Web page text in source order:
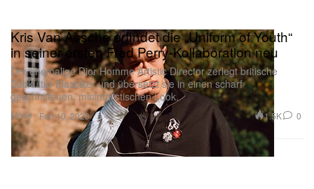
Mode
Kris Van Assche erfindet die „Uniform of Youth“
in seiner ersten Fred Perry-Kollaboration neu
Der ehemalige Dior Homme Artistic Director zerlegt britische
Subkultur-Klassiker und übersetzt sie in einen scharf
geschnittenen, minimalistischen Look.
Feb 10, 2026 1.5K 0